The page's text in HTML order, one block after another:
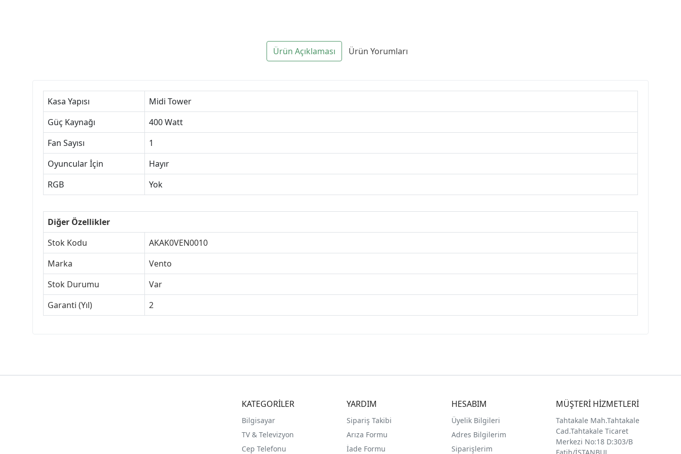
Ürün Açıklaması Ürün Yorumları
Kasa Yapısı
Midi Tower
Güç Kaynağı
400 Watt
Fan Sayısı
1
Oyuncular İçin
Hayır
RGB
Yok
Diğer Özellikler
Stok Kodu
AKAK0VEN0010
Marka
Vento
Stok Durumu
Var
Garanti (Yıl)
2
KATEGORİLER
Bilgisayar
TV & Televizyon
Cep Telefonu
YARDIM
Sipariş Takibi
Arıza Formu
İade Formu
HESABIM
Üyelik Bilgileri
Adres Bilgilerim
Siparişlerim
MÜŞTERİ HİZMETLERİ
Tahtakale Mah.Tahtakale
Cad.Tahtakale Ticaret
Merkezi No:18 D:303/B
Fatih/İSTANBUL